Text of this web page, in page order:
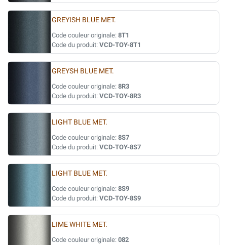
GREYISH BLUE MET.
Code couleur originale: 8T1
Code du produit: VCD-TOY-8T1
GREYSH BLUE MET.
Code couleur originale: 8R3
Code du produit: VCD-TOY-8R3
LIGHT BLUE MET.
Code couleur originale: 8S7
Code du produit: VCD-TOY-8S7
LIGHT BLUE MET.
Code couleur originale: 8S9
Code du produit: VCD-TOY-8S9
LIME WHITE MET.
Code couleur originale: 082